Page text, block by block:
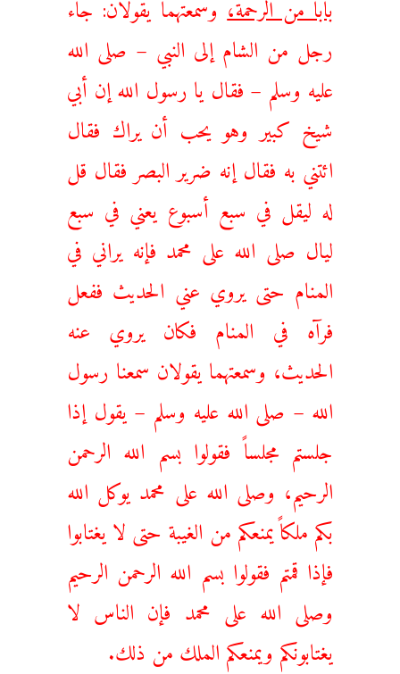
رجل من الشام إلى النبي – صلى الله
عليه وسلم – فقال يا رسول الله إن أبي
شيخ كبير وهو يحب أن يراك فقال
ائتني به فقال إنه ضرير البصر فقال قل
له ليقل في سبع أسبوع يعني في سبع
ليال صلى الله على محمد فإنه يراني في
المنام حتى يروي عني الحديث ففعل
فرآه في المنام فكان يروي عنه
الحديث، وسمعتهما يقولان سمعنا رسول
الله – صلى الله عليه وسلم – يقول إذا
جلستم مجلساً فقولوا بسم الله الرحمن
الرحيم، وصلى الله على محمد يوكل الله
بكم ملكاً يمنعكم من الغيبة حتى لا يغتابوا
فإذا قمتم فقولوا بسم الله الرحمن الرحيم
وصلى الله على محمد فإن الناس لا
يغتابونكم ويمنعكم الملك من ذلك.